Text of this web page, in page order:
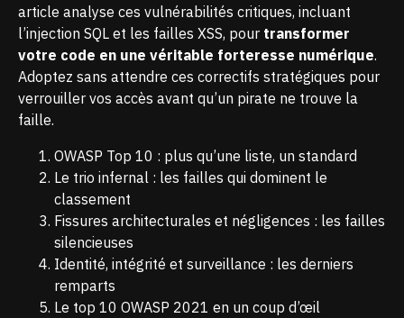
article analyse ces vulnérabilités critiques, incluant
l’injection SQL et les failles XSS, pour transformer
votre code en une véritable forteresse numérique.
Adoptez sans attendre ces correctifs stratégiques pour
verrouiller vos accès avant qu’un pirate ne trouve la
faille.
OWASP Top 10 : plus qu’une liste, un standard
Le trio infernal : les failles qui dominent le
classement
Fissures architecturales et négligences : les failles
silencieuses
Identité, intégrité et surveillance : les derniers
remparts
Le top 10 OWASP 2021 en un coup d’œil